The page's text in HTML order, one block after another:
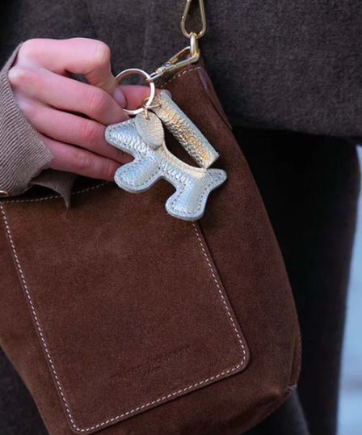
max
rendez vous sur notre site maisonheritage.fr